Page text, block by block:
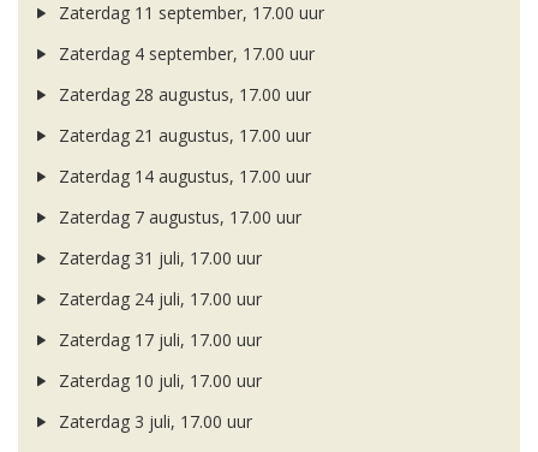
Zaterdag 11 september, 17.00 uur
Zaterdag 4 september, 17.00 uur
Zaterdag 28 augustus, 17.00 uur
Zaterdag 21 augustus, 17.00 uur
Zaterdag 14 augustus, 17.00 uur
Zaterdag 7 augustus, 17.00 uur
Zaterdag 31 juli, 17.00 uur
Zaterdag 24 juli, 17.00 uur
Zaterdag 17 juli, 17.00 uur
Zaterdag 10 juli, 17.00 uur
Zaterdag 3 juli, 17.00 uur